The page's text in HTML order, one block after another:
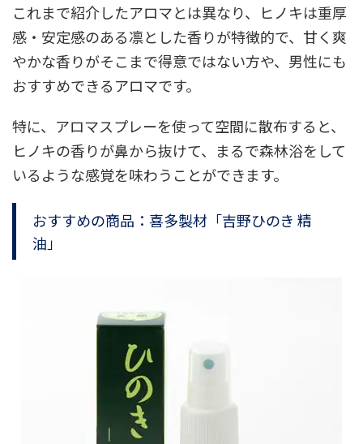
これまで紹介したアロマとは異なり、ヒノキは重厚
感・安定感のある凛とした香りが特徴的で、甘く爽
やかな香りがそこまで得意ではない方や、男性にも
おすすめできるアロマです。
特に、アロマスプレーを使って空間に散布すると、
ヒノキの香りが鼻から抜けて、まるで森林浴をして
いるような感覚を味わうことができます。
おすすめの商品：喜多製材「吉野ひのき 精
油」